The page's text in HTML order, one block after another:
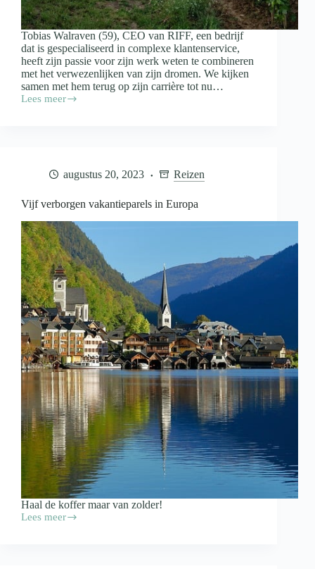
Tobias Walraven (59), CEO van RIFF, een bedrijf
dat is gespecialiseerd in complexe klantenservice,
heeft zijn passie voor zijn werk weten te combineren
met het verwezenlijken van zijn dromen. We kijken
samen met hem terug op zijn carrière tot nu…
Lees meer
Tobias
een
nieuw
hoofdstuk
in
je
carrière
te
beginnen
augustus 20, 2023 Reizen
Vijf verborgen vakantieparels in Europa
Haal de koffer maar van zolder!
Lees meer
Vijf